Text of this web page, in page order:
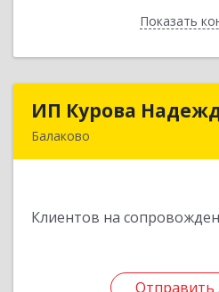
ПоказатьНазад
ИП Курова
Балаково
Клиентов на
Отправить
ИП Курова
Отправить